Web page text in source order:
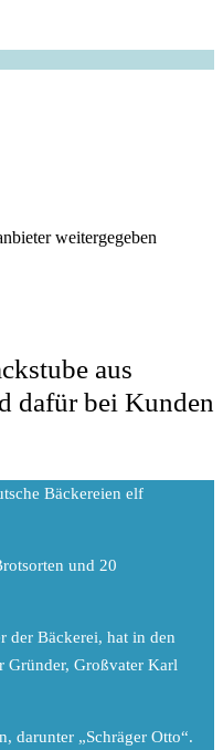
weitergegeben
aus
dafür bei Kunden
Bäckereien elf
und 20
der Bäckerei, hat in den
Gründer, Großvater Karl
darunter „Schräger Otto“.